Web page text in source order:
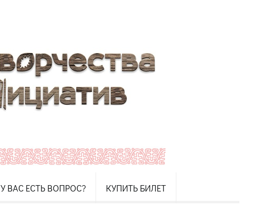
У ВАС ЕСТЬ ВОПРОС? КУПИТЬ БИЛЕТ